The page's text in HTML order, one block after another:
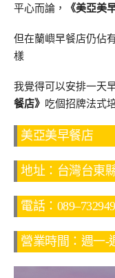
平心而論， 《美亞美
但在蘭嶼早餐店仍佔
樣
我覺得可以安排一天
餐店》 吃個招牌法式
美亞美早餐店
地址：台灣台東
電話：089–732949
營業時間：週一-